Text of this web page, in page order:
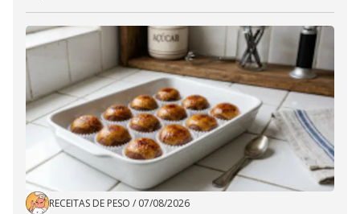
RECEITAS DE PESO / 07/08/2026